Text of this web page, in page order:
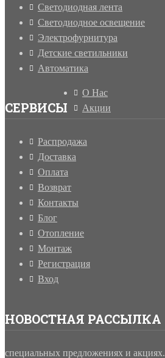
Светодиодная лента
Светодиодное освещение
Электрофурнитура
Детские светильники
Автоматика
СЕРВИСЫ
О Нас
Акции
Распродажа
Доставка
Оплата
Возврат
Контакты
Блог
Отопление
Монтаж
Регистрация
Вход
НОВОСТНАЯ РАССЫЛКА
специальных предложениях и акциях.